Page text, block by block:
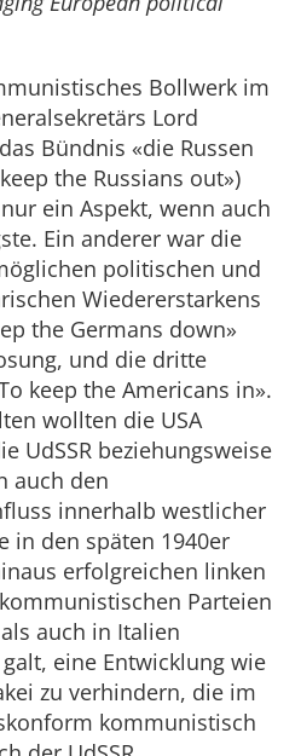
Bollwerk im
Lord
Bündnis «die Russen
the Russians out»)
ein Aspekt, wenn auch
Ein anderer war die
politischen und
Wiedererstarkens
the Germans down»
und die dritte
keep the Americans in».
wollten die USA
UdSSR beziehungsweise
auch den
innerhalb westlicher
in den späten 1940er
erfolgreichen linken
Parteien
auch in Italien
eine Entwicklung wie
zu verhindern, die im
kommunistisch